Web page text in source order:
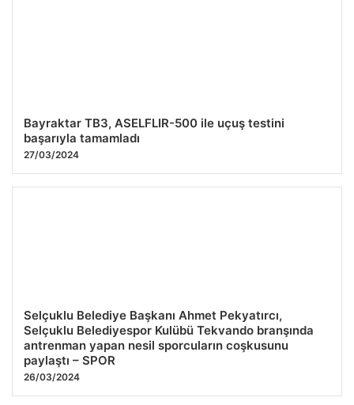
Bayraktar TB3, ASELFLIR-500 ile uçuş testini
başarıyla tamamladı
27/03/2024
Selçuklu Belediye Başkanı Ahmet Pekyatırcı,
Selçuklu Belediyespor Kulübü Tekvando branşında
antrenman yapan nesil sporcuların coşkusunu
paylaştı – SPOR
26/03/2024